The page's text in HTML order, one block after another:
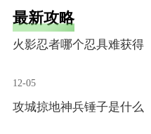
最新攻略
火影忍者哪个忍具难获得
12-05
攻城掠地神兵锤子是什么